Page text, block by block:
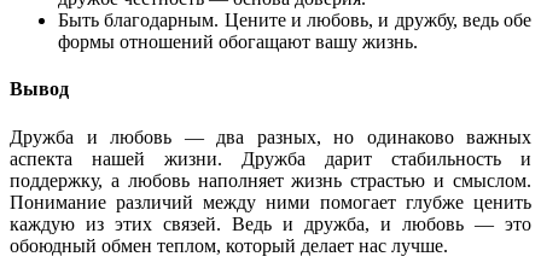
Быть благодарным. Цените и любовь, и дружбу, ведь обе
формы отношений обогащают вашу жизнь.
Вывод
Дружба и любовь — два разных, но одинаково важных
аспекта нашей жизни. Дружба дарит стабильность и
поддержку, а любовь наполняет жизнь страстью и смыслом.
Понимание различий между ними помогает глубже ценить
каждую из этих связей. Ведь и дружба, и любовь — это
обоюдный обмен теплом, который делает нас лучше.